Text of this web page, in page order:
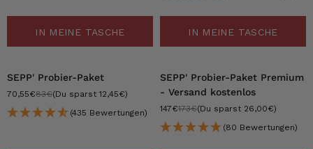
IN MEINE TASCHE IN MEINE TASCHE
-15%
SEPP' Probier-Paket
70,55€83€(Du sparst 12,45€)
(435 Bewertungen)
-15%
SEPP' Probier-Paket Premium
- Versand kostenlos
147€173€(Du sparst 26,00€)
(80 Bewertungen)